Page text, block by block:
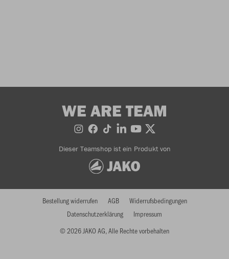
WE ARE TEAM
Dieser Teamshop ist ein Produkt von
© 2026 JAKO AG, Alle Rechte vorbehalten
Bestellung widerrufen AGB
Widerrufsbedingungen
Datenschutzerklärung
Impressum